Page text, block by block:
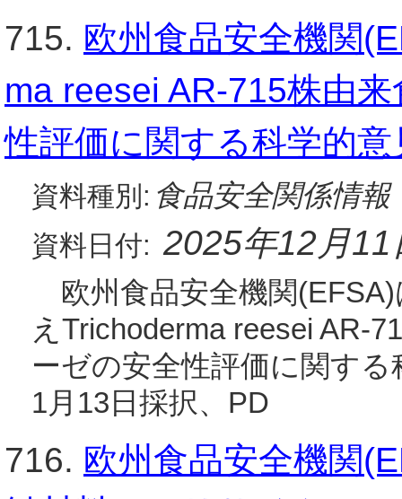
715. 欧州食品安全機関
ma reesei AR-715株由
性評価に関する科学的意
資料種別: 食品安全関係情報
資料日付: 2025年12月11
欧州食品安全機関
えTrichoderma reesei AR-
ーゼの安全性評価に関す
1月13日採択、PD
716. 欧州食品安全機関